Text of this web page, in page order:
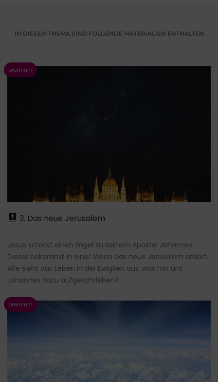
IN DIESEM THEMA SIND FOLGENDE MATERIALIEN ENTHALTEN
3. Das neue Jerusalem
Jesus schickt einen Engel zu seinem Apostel Johannes.
Dieser bekommt in einer Vision das neue Jerusalem erklärt.
Wie sieht das Leben in der Ewigkeit aus, was hat uns
Johannes dazu aufgeschrieben?